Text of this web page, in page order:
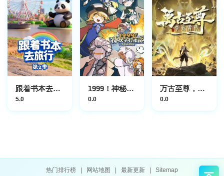
跟着书本去旅行第2季
5.0
1999！神秘学对策部中配版
0.0
万古至尊，李云霄传
0.0
热门排行榜 网站地图 最新更新 Sitemap